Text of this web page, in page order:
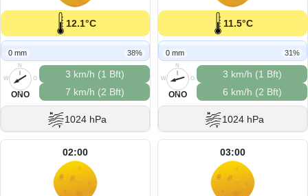
12.1°C
0 mm 38%
N
O
S
W
ONO
3 km/h (1 Bft)
7 km/h (2 Bft)
1024 hPa
11.5°C
0 mm 31%
N
O
S
W
ONO
3 km/h (1 Bft)
6 km/h (2 Bft)
1024 hPa
02:00 03:00